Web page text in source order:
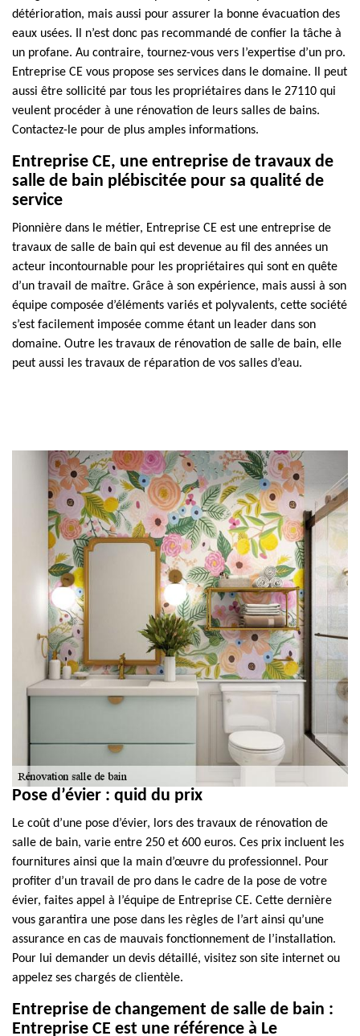
détérioration, mais aussi pour assurer la bonne évacuation des
eaux usées. Il n’est donc pas recommandé de confier la tâche à
un profane. Au contraire, tournez-vous vers l’expertise d’un pro.
Entreprise CE vous propose ses services dans le domaine. Il peut
aussi être sollicité par tous les propriétaires dans le 27110 qui
veulent procéder à une rénovation de leurs salles de bains.
Contactez-le pour de plus amples informations.
Entreprise CE, une entreprise de travaux de
salle de bain plébiscitée pour sa qualité de
service
Pionnière dans le métier, Entreprise CE est une entreprise de
travaux de salle de bain qui est devenue au fil des années un
acteur incontournable pour les propriétaires qui sont en quête
d’un travail de maître. Grâce à son expérience, mais aussi à son
équipe composée d’éléments variés et polyvalents, cette société
s’est facilement imposée comme étant un leader dans son
domaine. Outre les travaux de rénovation de salle de bain, elle
peut aussi les travaux de réparation de vos salles d’eau.
Pose d’évier : quid du prix
Le coût d’une pose d’évier, lors des travaux de rénovation de
salle de bain, varie entre 250 et 600 euros. Ces prix incluent les
fournitures ainsi que la main d’œuvre du professionnel. Pour
profiter d’un travail de pro dans le cadre de la pose de votre
évier, faites appel à l’équipe de Entreprise CE. Cette dernière
vous garantira une pose dans les règles de l’art ainsi qu’une
assurance en cas de mauvais fonctionnement de l’installation.
Pour lui demander un devis détaillé, visitez son site internet ou
appelez ses chargés de clientèle.
Entreprise de changement de salle de bain :
Entreprise CE est une référence à Le